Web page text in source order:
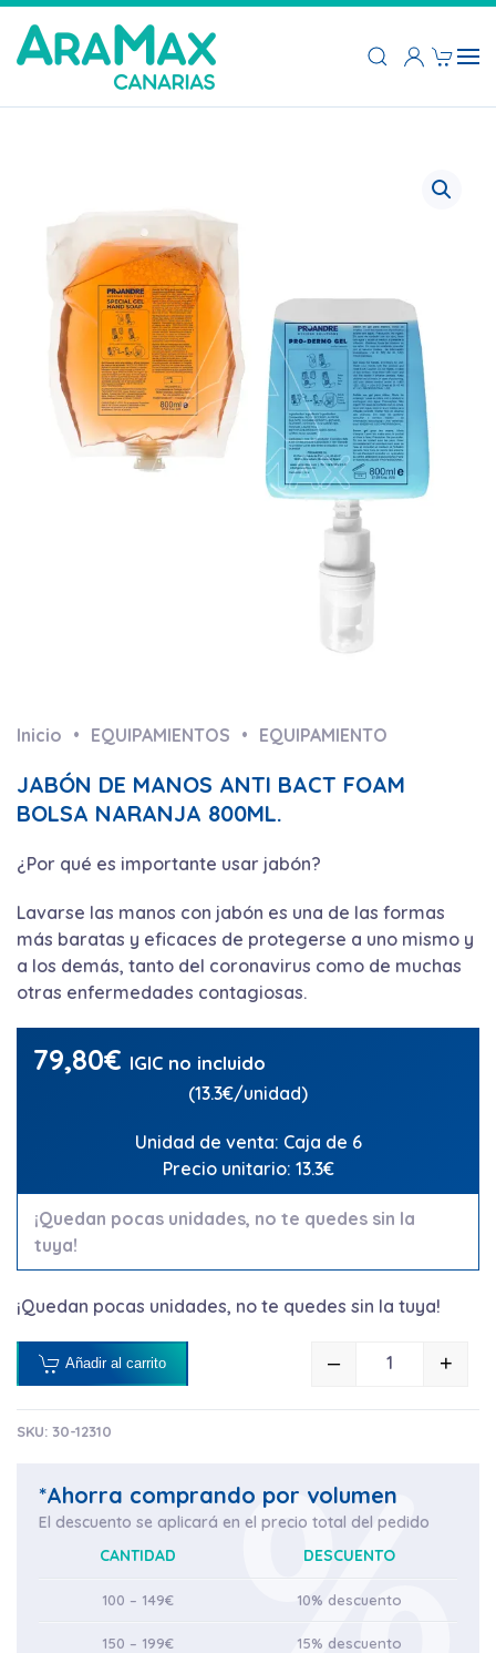
Inicio EQUIPAMIENTOS EQUIPAMIENTO
JABÓN DE MANOS ANTI BACT FOAM
BOLSA NARANJA 800ML.
¿Por qué es importante usar jabón?
Lavarse las manos con jabón es una de las formas
más baratas y eficaces de protegerse a uno mismo y
a los demás, tanto del coronavirus como de muchas
otras enfermedades contagiosas.
79,80€ IGIC no incluido
(13.3€/unidad)
Unidad de venta: Caja de 6
Precio unitario: 13.3€
¡Quedan pocas unidades, no te quedes sin la
tuya!
¡Quedan pocas unidades, no te quedes sin la tuya!
JABÓN DE
– +
Añadir al carrito
SKU: 30-12310
*Ahorra comprando por volumen
El descuento se aplicará en el precio total del pedido
CANTIDAD
DESCUENTO
100 – 149€ 10% descuento
150 – 199€ 15% descuento